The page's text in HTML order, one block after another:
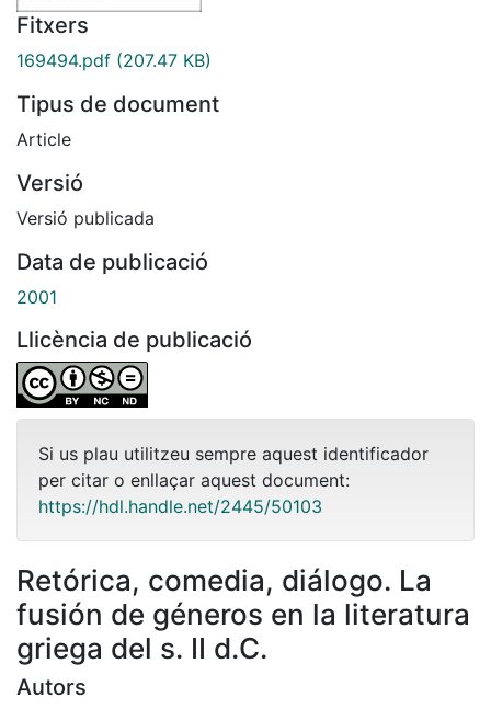
Fitxers
169494.pdf (207.47 KB)
Tipus de document
Article
Versió
Versió publicada
Data de publicació
2001
Llicència de publicació
Si us plau utilitzeu sempre aquest identificador
per citar o enllaçar aquest document:
https://hdl.handle.net/2445/50103
Retórica, comedia, diálogo. La
fusión de géneros en la literatura
griega del s. II d.C.
Autors